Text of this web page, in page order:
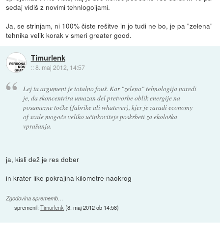
sedaj vidiš z novimi tehnlogoijami.
Ja, se strinjam, ni 100% čiste rešitve in jo tudi ne bo, je pa "zelena"
tehnika velik korak v smeri greater good.
Timurlenk
::8. maj 2012, 14:57
Lej ta argument je totalno fouš. Kar "zelena" tehnologija naredi
je, da skoncentrira umazan del pretvorbe oblik energije na
posamezne točke (fabrike ali whatever), kjer je zaradi economy
of scale mogoče veliko učinkoviteje poskrbeti za ekološka
vprašanja.
ja, kisli dež je res dober
in krater-like pokrajina kilometre naokrog
Zgodovina sprememb…
spremenil:Timurlenk(8. maj 2012 ob 14:58)